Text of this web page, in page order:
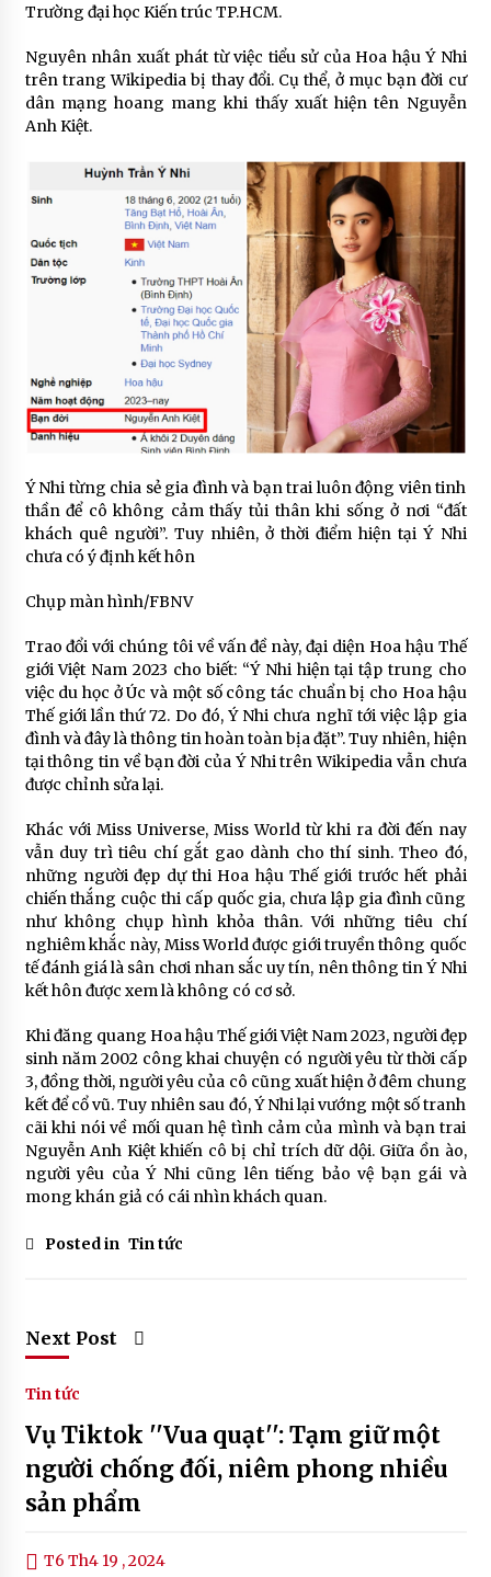
Trường đại học Kiến trúc TP.HCM.
Nguyên nhân xuất phát từ việc tiểu sử của Hoa hậu Ý Nhi
trên trang Wikipedia bị thay đổi. Cụ thể, ở mục bạn đời cư
dân mạng hoang mang khi thấy xuất hiện tên Nguyễn
Anh Kiệt.
Ý Nhi từng chia sẻ gia đình và bạn trai luôn động viên tinh
thần để cô không cảm thấy tủi thân khi sống ở nơi “đất
khách quê người”. Tuy nhiên, ở thời điểm hiện tại Ý Nhi
chưa có ý định kết hôn
Chụp màn hình/FBNV
Trao đổi với chúng tôi về vấn đề này, đại diện Hoa hậu Thế
giới Việt Nam 2023 cho biết: “Ý Nhi hiện tại tập trung cho
việc du học ở Úc và một số công tác chuẩn bị cho Hoa hậu
Thế giới lần thứ 72. Do đó, Ý Nhi chưa nghĩ tới việc lập gia
đình và đây là thông tin hoàn toàn bịa đặt”. Tuy nhiên, hiện
tại thông tin về bạn đời của Ý Nhi trên Wikipedia vẫn chưa
được chỉnh sửa lại.
Khác với Miss Universe, Miss World từ khi ra đời đến nay
vẫn duy trì tiêu chí gắt gao dành cho thí sinh. Theo đó,
những người đẹp dự thi Hoa hậu Thế giới trước hết phải
chiến thắng cuộc thi cấp quốc gia, chưa lập gia đình cũng
như không chụp hình khỏa thân. Với những tiêu chí
nghiêm khắc này, Miss World được giới truyền thông quốc
tế đánh giá là sân chơi nhan sắc uy tín, nên thông tin Ý Nhi
kết hôn được xem là không có cơ sở.
Khi đăng quang Hoa hậu Thế giới Việt Nam 2023, người đẹp
sinh năm 2002 công khai chuyện có người yêu từ thời cấp
3, đồng thời, người yêu của cô cũng xuất hiện ở đêm chung
kết để cổ vũ. Tuy nhiên sau đó, Ý Nhi lại vướng một số tranh
cãi khi nói về mối quan hệ tình cảm của mình và bạn trai
Nguyễn Anh Kiệt khiến cô bị chỉ trích dữ dội. Giữa ồn ào,
người yêu của Ý Nhi cũng lên tiếng bảo vệ bạn gái và
mong khán giả có cái nhìn khách quan.
Posted in Tin tức
Next Post
Tin tức
Vụ Tiktok ''Vua quạt'': Tạm giữ một
người chống đối, niêm phong nhiều
sản phẩm
T6 Th4 19 , 2024